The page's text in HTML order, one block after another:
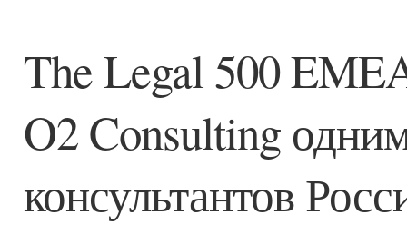
The Legal 500
O2 Consulting
консультантов